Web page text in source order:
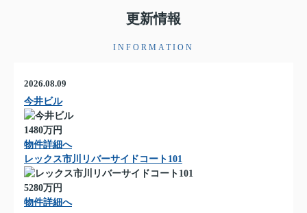
更新情報
INFORMATION
2026.08.09
今井ビル
1480万円
物件詳細へ
レックス市川リバーサイドコート101
5280万円
物件詳細へ